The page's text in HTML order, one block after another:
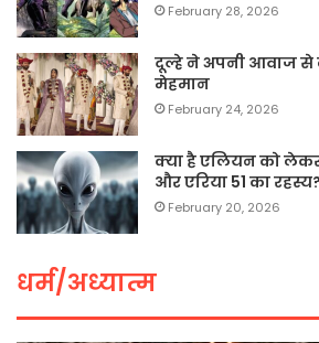
February 28, 2026
दूल्हे ने अपनी आवाज
मेहमान
February 24, 2026
क्या है एलियन को
और एरिया 51 का रहस्य?
February 20, 2026
धर्म/अध्यात्म